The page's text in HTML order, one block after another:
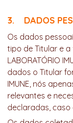
3. DADOS
Os dados
tipo de Titular e
LABORATÓRIO
dados o Titular
IMUNE, nós
relevantes e
declaradas, caso